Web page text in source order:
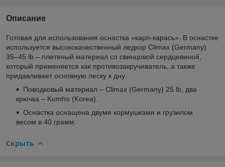
Описание
Готовая для использования оснастка «карп-карась». В оснастке
используется высококачественный ледкор Climax (Germany)
35–45 lb – плетеный материал со свинцовой сердцевиной,
который применяется как противозакручиватель, а также
придавливает основную леску к дну.
Поводковый материал – Climax (Germany) 25 lb, два
крючка – Kumho (Korea).
Оснастка оснащена двумя кормушками и грузилом
весом в 40 грамм.
Скрыть